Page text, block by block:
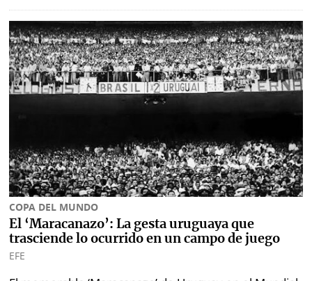
SERVICIOS
E-
Buscador
Comunicados
Catálogos
Lotería
Contenido
RSS
Temas
Autores
COPA DEL MUNDO
El ‘Maracanazo’: La gesta uruguaya que
trasciende lo ocurrido en un campo de juego
EFE